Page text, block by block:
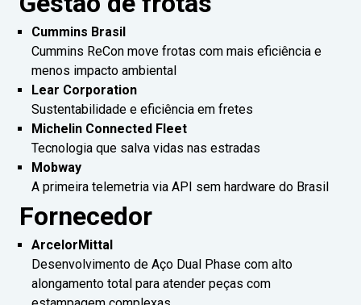
Cummins Brasil
Cummins ReCon move frotas com mais eficiência e
menos impacto ambiental
Lear Corporation
Sustentabilidade e eficiência em fretes
Michelin Connected Fleet
Tecnologia que salva vidas nas estradas
Mobway
A primeira telemetria via API sem hardware do Brasil
Fornecedor
ArcelorMittal
Desenvolvimento de Aço Dual Phase com alto
alongamento total para atender peças com